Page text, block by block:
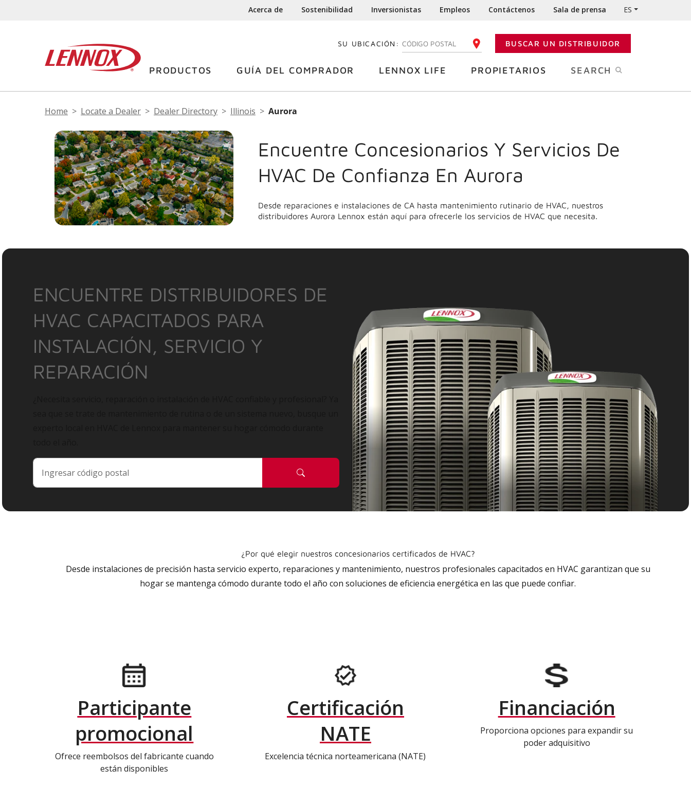
Acerca de Sostenibilidad Inversionistas Empleos Contáctenos Sala de prensa ES
SU UBICACIÓN: INGRESE SU CÓDIGO POSTAL BUSCAR UN DISTRIBUIDOR
PRODUCTOS GUÍA DEL COMPRADOR LENNOX LIFE PROPIETARIOS SEARCH
Home Locate a Dealer Dealer Directory Illinois Aurora
Encuentre Concesionarios Y Servicios De
HVAC De Confianza En Aurora
Desde reparaciones e instalaciones de CA hasta mantenimiento rutinario de HVAC, nuestros
distribuidores Aurora Lennox están aquí para ofrecerle los servicios de HVAC que necesita.
ENCUENTRE DISTRIBUIDORES DE
HVAC CAPACITADOS PARA
INSTALACIÓN, SERVICIO Y
REPARACIÓN
¿Por qué elegir nuestros concesionarios certificados de HVAC?
Desde instalaciones de precisión hasta servicio experto, reparaciones y mantenimiento, nuestros profesionales capacitados en HVAC garantizan que su
hogar se mantenga cómodo durante todo el año con soluciones de eficiencia energética en las que puede confiar.
Participante
promocional
Ofrece reembolsos del fabricante cuando
están disponibles
Certificación
NATE
Excelencia técnica norteamericana (NATE)
Financiación
Proporciona opciones para expandir su
poder adquisitivo